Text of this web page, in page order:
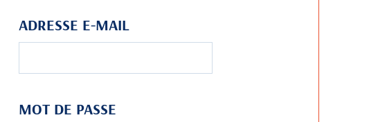
ADRESSE E-MAIL
MOT DE PASSE